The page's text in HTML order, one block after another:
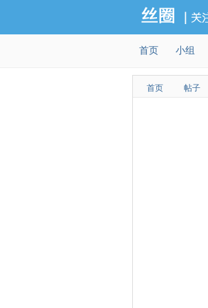
首页 小组
首页 帖子